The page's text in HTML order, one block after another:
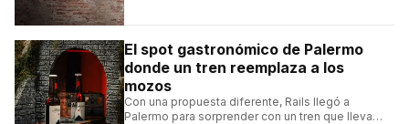
El spot gastronómico de Palermo
donde un tren reemplaza a los
mozos
Con una propuesta diferente, Rails llegó a
Palermo para sorprender con un tren que lleva